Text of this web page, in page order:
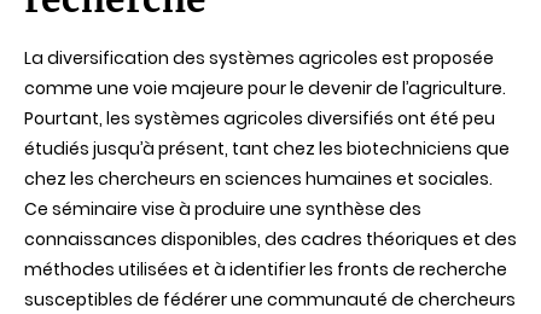
La diversification des systèmes agricoles est proposée
comme une voie majeure pour le devenir de l’agriculture.
Pourtant, les systèmes agricoles diversifiés ont été peu
étudiés jusqu’à présent, tant chez les biotechniciens que
chez les chercheurs en sciences humaines et sociales.
Ce séminaire vise à produire une synthèse des
connaissances disponibles, des cadres théoriques et des
méthodes utilisées et à identifier les fronts de recherche
susceptibles de fédérer une communauté de chercheurs